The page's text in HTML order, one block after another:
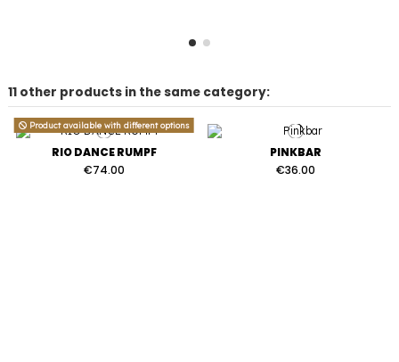
11 other products in the same category:
Product available with different options
RIO DANCE RUMPF
€74.00
PINKBAR
€36.00